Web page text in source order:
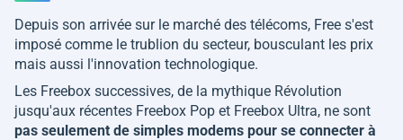
Depuis son arrivée sur le marché des télécoms, Free s'est
imposé comme le trublion du secteur, bousculant les prix
mais aussi l'innovation technologique.
Les Freebox successives, de la mythique Révolution
jusqu'aux récentes Freebox Pop et Freebox Ultra, ne sont
pas seulement de simples modems pour se connecter à